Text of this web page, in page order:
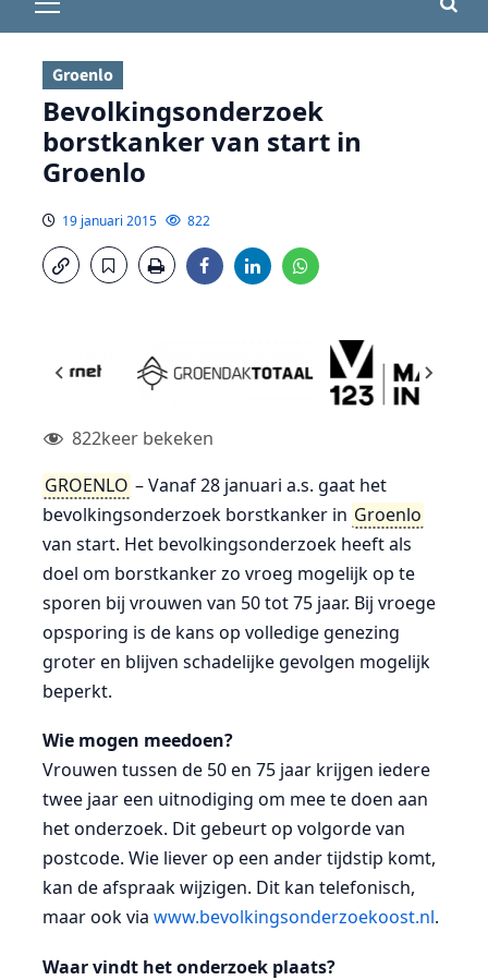
menu
Groenlo
Bevolkingsonderzoek
borstkanker van start in
Groenlo
19 januari 2015 822
822keer bekeken
GROENLO – Vanaf 28 januari a.s. gaat het
bevolkingsonderzoek borstkanker in Groenlo
van start. Het bevolkingsonderzoek heeft als
doel om borstkanker zo vroeg mogelijk op te
sporen bij vrouwen van 50 tot 75 jaar. Bij vroege
opsporing is de kans op volledige genezing
groter en blijven schadelijke gevolgen mogelijk
beperkt.
Wie mogen meedoen?
Vrouwen tussen de 50 en 75 jaar krijgen iedere
twee jaar een uitnodiging om mee te doen aan
het onderzoek. Dit gebeurt op volgorde van
postcode. Wie liever op een ander tijdstip komt,
kan de afspraak wijzigen. Dit kan telefonisch,
maar ook via www.bevolkingsonderzoekoost.nl.
Waar vindt het onderzoek plaats?